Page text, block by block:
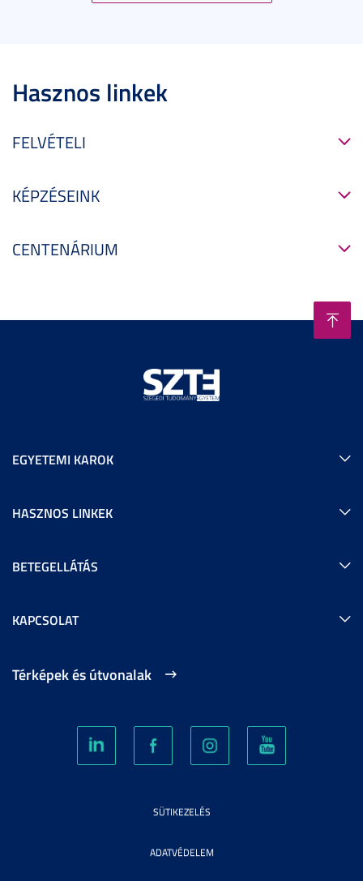
Hasznos linkek
FELVÉTELI
KÉPZÉSEINK
CENTENÁRIUM
EGYETEMI KAROK
HASZNOS LINKEK
BETEGELLÁTÁS
KAPCSOLAT
Térképek és útvonalak
SÜTIKEZELÉS
ADATVÉDELEM